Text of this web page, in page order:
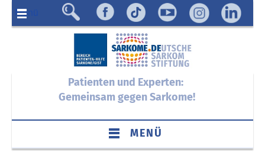
Menü
Patienten und Experten:
Gemeinsam gegen Sarkome!
MENÜ